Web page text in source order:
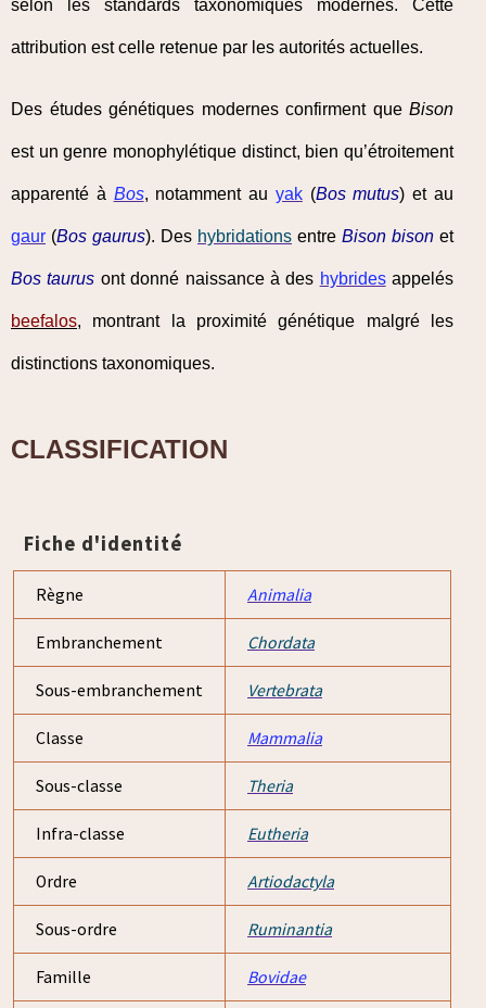
selon les standards taxonomiques modernes. Cette
attribution est celle retenue par les autorités actuelles.
Des études génétiques modernes confirment que Bison
est un genre monophylétique distinct, bien qu’étroitement
apparenté à Bos, notamment au yak(Bos mutus) et au
gaur (Bos gaurus). Des hybridations entre Bison bison et
Bos taurus ont donné naissance à des hybridesappelés
beefalos, montrant la proximité génétique malgré les
distinctions taxonomiques.
CLASSIFICATION
Fiche d'identité
Règne Animalia
Embranchement Chordata
Sous-embranchement Vertebrata
Classe Mammalia
Sous-classe Theria
Infra-classe Eutheria
Ordre Artiodactyla
Sous-ordre Ruminantia
Famille Bovidae